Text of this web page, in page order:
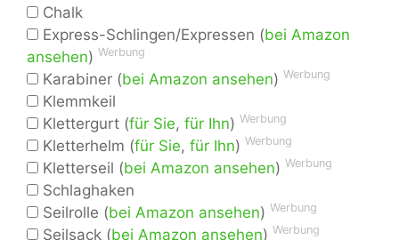
Chalk
Express-Schlingen/Expressen (bei Amazon
ansehen) Werbung
Karabiner (bei Amazon ansehen) Werbung
Klemmkeil
Klettergurt (für Sie, für Ihn) Werbung
Kletterhelm (für Sie, für Ihn) Werbung
Kletterseil (bei Amazon ansehen) Werbung
Schlaghaken
Seilrolle (bei Amazon ansehen) Werbung
Seilsack (bei Amazon ansehen) Werbung